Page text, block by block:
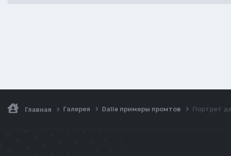
Главная Галерея Dalle примеры промтов Портрет